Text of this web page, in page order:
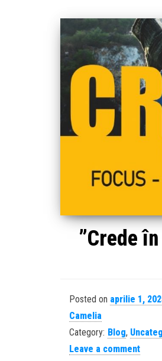
”Crede
Posted on aprilie 1,
Camelia
Category: Blog,
Leave a comment